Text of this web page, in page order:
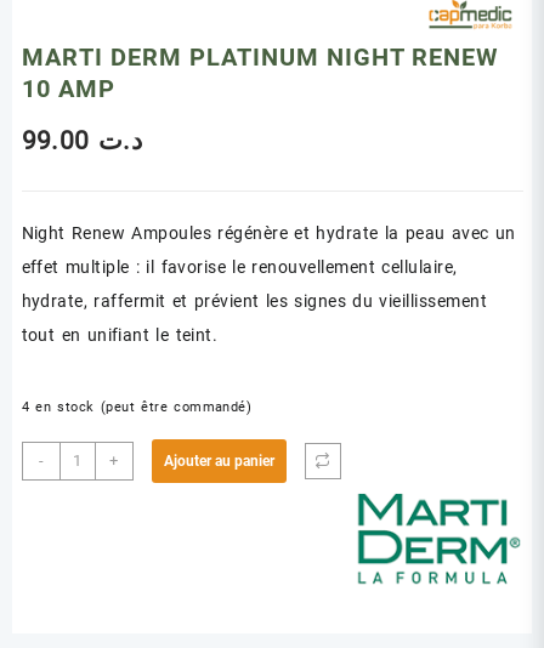
MARTI DERM PLATINUM NIGHT RENEW
10 AMP
د.ت
Night Renew Ampoules régénère et hydrate la peau avec un
effet multiple : il favorise le renouvellement cellulaire,
hydrate, raffermit et prévient les signes du vieillissement
tout en unifiant le teint.
4 en stock (peut être commandé)
-
quantité
de
+ Ajouter au panier